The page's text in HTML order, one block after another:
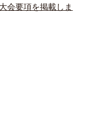
会要項を掲載しま